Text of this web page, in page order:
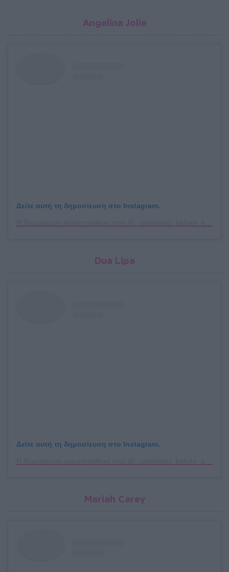
Angelina Jolie
Δείτε αυτή τη δημοσίευση στο Instagram.
Dua Lipa
Δείτε αυτή τη δημοσίευση στο Instagram.
Mariah Carey